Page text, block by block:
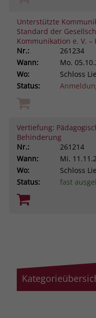
Unterstützte
Standard der
Kommunikation e. V. –
Nr.:
261234
Wann:
Mo.
Wo:
Schloss
Status:
Vertiefung:
Behinderung
Nr.:
261214
Wann:
Mi.
Wo:
Schloss
Status:
fast